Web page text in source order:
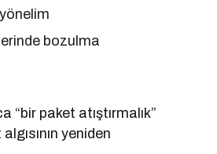
bozulma
“bir paket atıştırmalık”
yeniden